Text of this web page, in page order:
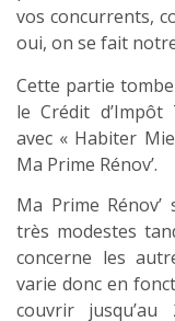
vos concurrents,
oui, on se fait
Cette partie
le Crédit
avec « Habiter
Ma Prime Rénov’.
Ma Prime Rénov’
très modestes
concerne les
varie donc en
couvrir